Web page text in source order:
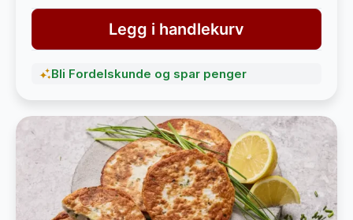
Legg i handlekurv
Bli Fordelskunde og spar penger